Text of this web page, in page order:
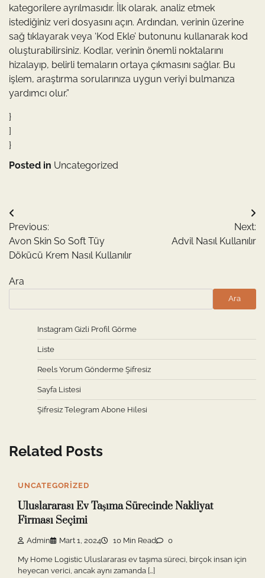
kategorilere ayrılmasıdır. İlk olarak, analiz etmek
istediğiniz veri dosyasını açın. Ardından, verinin üzerine
sağ tıklayarak veya ‘Kod Ekle’ butonunu kullanarak kod
oluşturabilirsiniz. Kodlar, verinin önemli noktalarını
hizalayıp, belirli temaların ortaya çıkmasını sağlar. Bu
işlem, araştırma sorularınıza uygun veriyi bulmanıza
yardımcı olur.”
}
]
}
Posted in Uncategorized
Yazı
gezinmesi
Previous:
Avon Skin So Soft Tüy
Dökücü Krem Nasıl Kullanılır
Next:
Advil Nasıl Kullanılır
Ara
Ara
Instagram Gizli Profil Görme
Liste
Reels Yorum Gönderme Şifresiz
Sayfa Listesi
Şifresiz Telegram Abone Hilesi
Related Posts
UNCATEGORIZED
Uluslararası Ev Taşıma Sürecinde Nakliyat
Firması Seçimi
Admin Mart 1, 2024 10 Min Read 0
My Home Logistic Uluslararası ev taşıma süreci, birçok insan için
heyecan verici, ancak aynı zamanda […]